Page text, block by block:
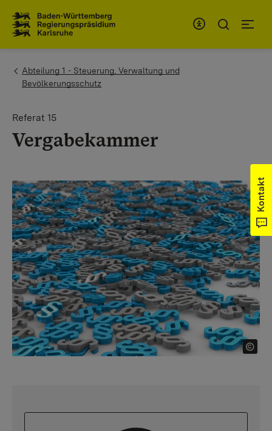
You are here:
Abteilung 1 - Steuerung, Verwaltung und
Bevölkerungsschutz
Referat 15
Vergabekammer
Kontakt